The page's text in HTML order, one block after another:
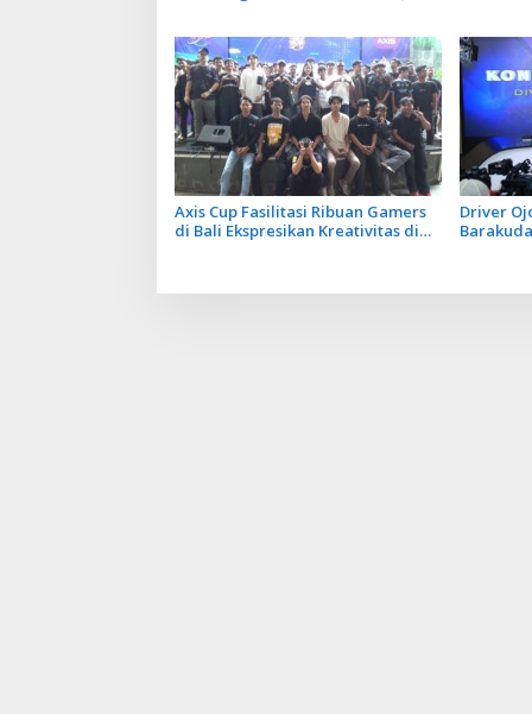
Axis Cup Fasilitasi Ribuan Gamers
di Bali Ekspresikan Kreativitas di
Driver